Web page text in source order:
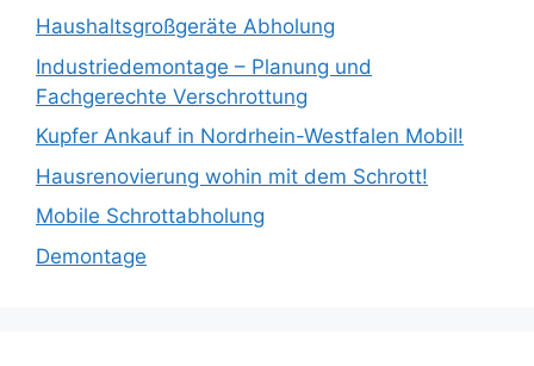
Haushaltsgroßgeräte Abholung
Industriedemontage – Planung und
Fachgerechte Verschrottung
Kupfer Ankauf in Nordrhein-Westfalen Mobil!
Hausrenovierung wohin mit dem Schrott!
Mobile Schrottabholung
Demontage